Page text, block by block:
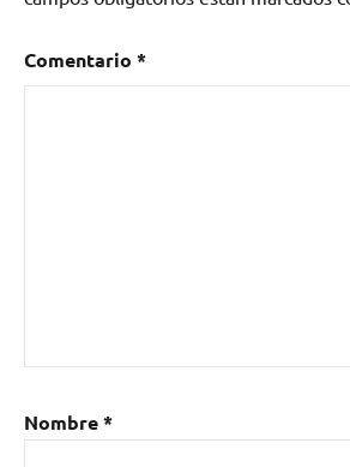
Comentario *
Nombre*